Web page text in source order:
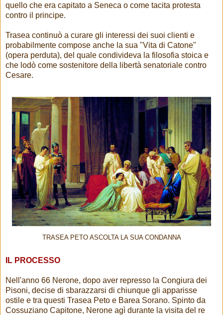
quello che era capitato a Seneca o come tacita protesta
contro il principe.
Trasea continuò a curare gli interessi dei suoi clienti e
probabilmente compose anche la sua "Vita di Catone"
(opera perduta), del quale condivideva la filosofia stoica e
che lodò come sostenitore della libertà senatoriale contro
Cesare.
TRASEA PETO ASCOLTA LA SUA CONDANNA
IL PROCESSO
Nell'anno 66 Nerone, dopo aver represso la Congiura dei
Pisoni, decise di sbarazzarsi di chiunque gli apparisse
ostile e tra questi Trasea Peto e Barea Sorano. Spinto da
Cossuziano Capitone, Nerone agì durante la visita del re